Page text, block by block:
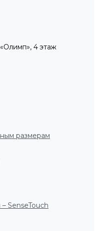
4 этаж
размерам
SenseTouch